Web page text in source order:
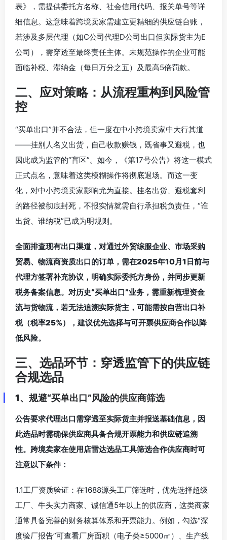
表》，需提供委托方名称、社会信用代码、报关单号等详
细信息。这意味着跨境卖家需建立更精细的供应链台账，
若涉及多层代理（如C公司代理D公司出口但实际货主为E
公司），需穿透至最终责任主体。未规范操作的企业可能
面临补税、滞纳金（每日万分之五）及最高5倍罚款。
二、应对策略：从流程重构到风险管
控
“买单出口”并不合法，但一度在中小跨境卖家中大行其道
——挂别人名义出货，自己收款赚钱，既省事又避税，也
因此成为监管的“盲区”。如今，《第17号公告》将这一模式
正式点名，意味着这类模糊操作将彻底退场。而这一变
化，对中小跨境卖家影响尤为直接。挂名出货、避税套利
的路径被彻底封死，不报实情就需自行承担税负责任，“谁
出货、谁纳税”已成为明规则。
全面排查现有出口渠道，对通过外贸综服企业、市场采购
贸易、物流商资质出口的订单，需在2025年10月1日前与
代理方签署补充协议，明确实际委托方身份，并同步更新
税务备案信息。对历史“买单出口”业务，需重新梳理资金
流与货物流，若无法追溯实际货主，可能需按自营出口补
税（税率25%），建议优先选择与可开票供应商合作以降
低风险。
三、选品环节：穿透监管下的供应链
合规选品
1、规避“买单出口”风险的供应商筛选
公告要求代理出口需穿透至实际货主并报送基础信息，因
此选品时需确保供应商具备合规开票能力和供应链追溯
性。跨境卖家在使用店雷达选品工具筛选合作供应商时可
注意以下条件：
1.1工厂资质验证：在1688源头工厂筛选时，优先选择超级
工厂、牛头实力商家、诚信通5年以上的供应商，这类商家
通常具备完善的财务核算体系和开票能力。例如，勾选“深
度验厂报告”可查看厂房面积（电子类≥5000㎡）、生产线